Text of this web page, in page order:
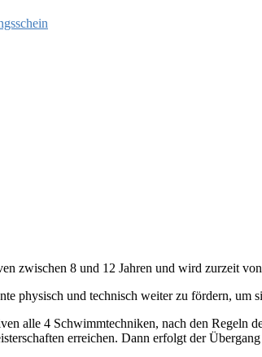
zwischen 8 und 12 Jahren und wird zurzeit
physisch und technisch weiter zu fördern, um
alle 4 Schwimmtechniken, nach den Regeln
erreichen. Dann erfolgt der